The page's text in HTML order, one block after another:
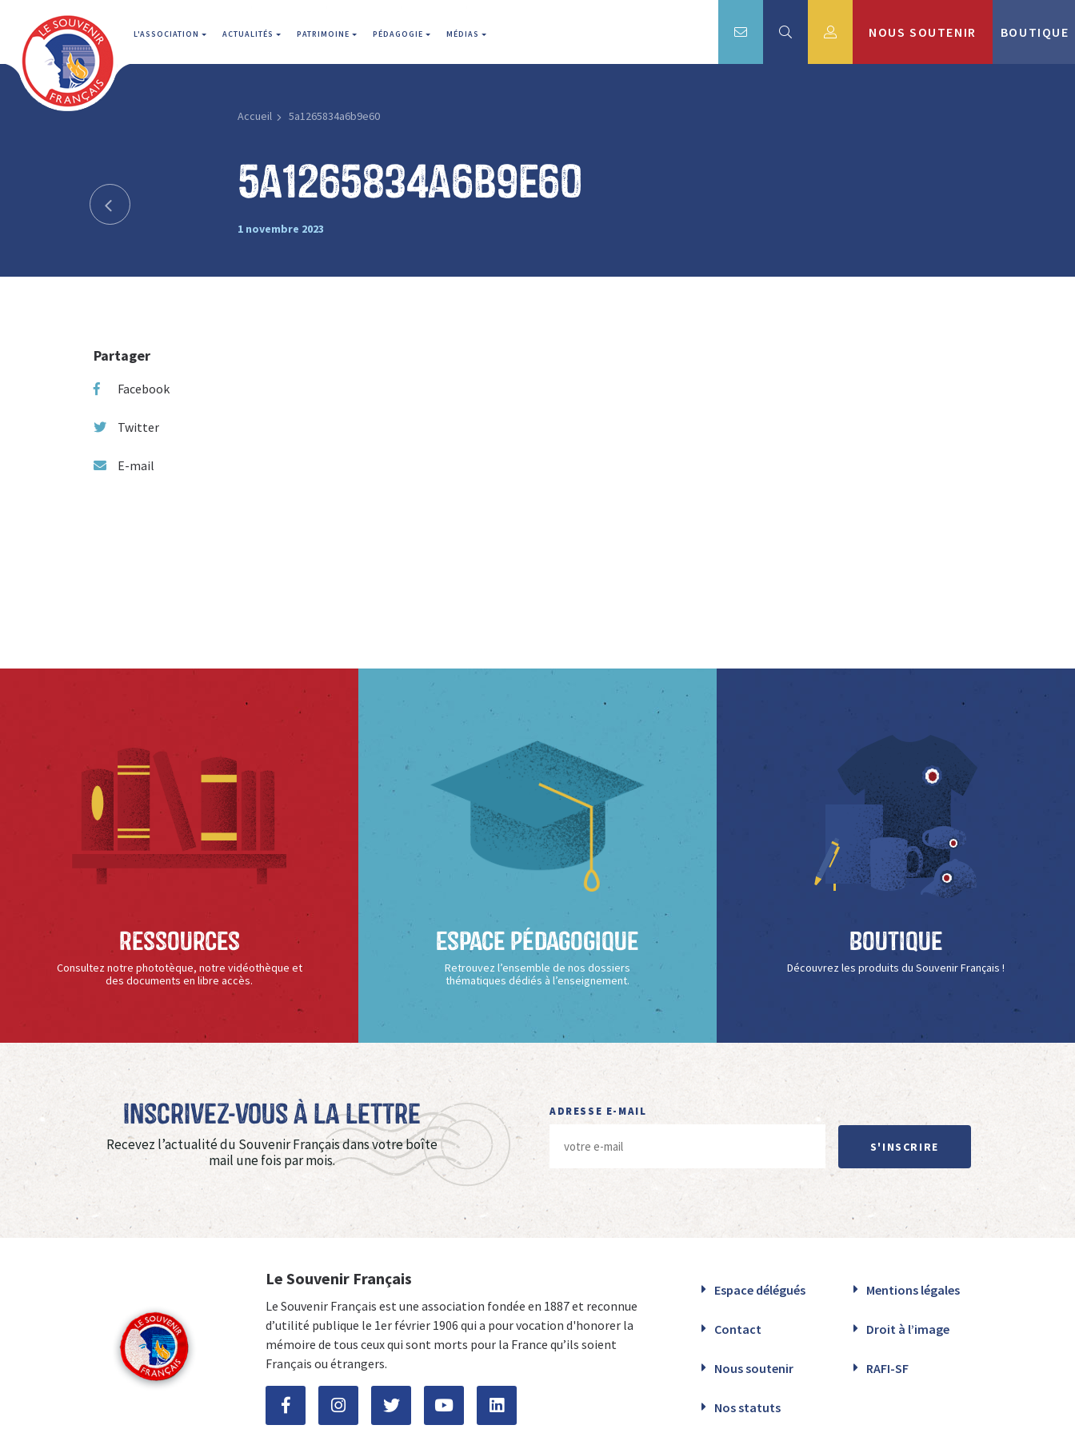
L'ASSOCIATION ACTUALITÉS PATRIMOINE PÉDAGOGIE MÉDIAS NOUS SOUTENIR BOUTIQUE
Accueil 5a1265834a6b9e60
5a1265834a6b9e60
1 novembre 2023
Partager
Facebook
Twitter
E-mail
Ressources
Consultez notre phototèque, notre vidéothèque et
des documents en libre accès.
Espace Pédagogique
Retrouvez l’ensemble de nos dossiers
thématiques dédiés à l’enseignement.
Boutique
Découvrez les produits du Souvenir Français !
Inscrivez-vous à La Lettre
Recevez l’actualité du Souvenir Français dans votre boîte
mail une fois par mois.
ADRESSE E-MAIL
S'INSCRIRE
Le Souvenir Français
Le Souvenir Français est une association fondée en 1887 et reconnue
d’utilité publique le 1er février 1906 qui a pour vocation d'honorer la
mémoire de tous ceux qui sont morts pour la France qu’ils soient
Français ou étrangers.
Espace délégués Mentions légales
Contact Droit à l’image
Nous soutenir RAFI-SF
Nos statuts